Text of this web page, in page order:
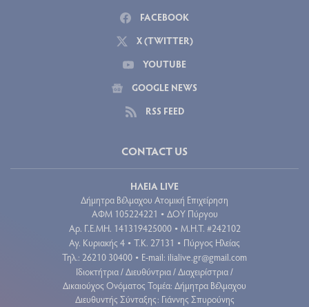
FACEBOOK
X (TWITTER)
YOUTUBE
GOOGLE NEWS
RSS FEED
CONTACT US
ΗΛΕΙΑ LIVE
Δήμητρα Βέλμαχου Ατομική Επιχείρηση
ΑΦΜ 105224221 • ΔΟΥ Πύργου
Aρ. Γ.Ε.ΜΗ. 141319425000 • Μ.Η.Τ. #242102
Αγ. Κυριακής 4 • Τ.Κ. 27131 • Πύργος Ηλείας
Τηλ.: 26210 30400 • E-mail: ilialive.gr@gmail.com
Ιδιοκτήτρια / Διευθύντρια / Διαχειρίστρια /
Δικαιούχος Ονόματος Τομέα: Δήμητρα Βέλμαχου
Διευθυντής Σύνταξης: Γιάννης Σπυρούνης